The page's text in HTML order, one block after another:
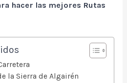
hacer las mejores Rutas
la Sierra de Algairén